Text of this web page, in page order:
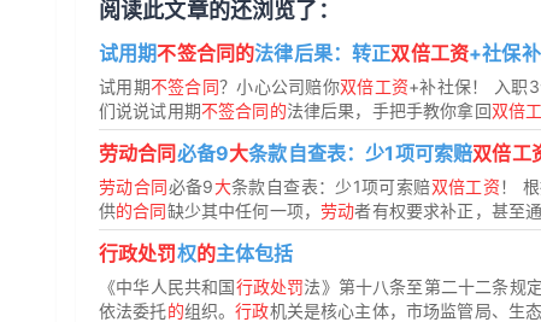
阅读此文章的还浏览了：
试用期不签合同的法律后果：转正双倍工资+社保
试用期不签合同？小心公司赔你双倍工资+补社保！ 入职
们说说试用期不签合同的法律后果，手把手教你拿回双倍
劳动合同必备9大条款自查表：少1项可索赔双倍工
劳动合同必备9大条款自查表：少1项可索赔双倍工资！
供的合同缺少其中任何一项，劳动者有权要求补正，甚至
行政处罚权的主体包括
《中华人民共和国行政处罚法》第十八条至第二十二条规
依法委托的组织。行政机关是核心主体，市场监管局、生